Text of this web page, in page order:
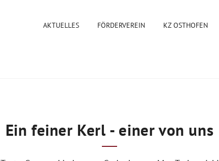
AKTUELLES FÖRDERVEREIN KZ OSTHOFEN
Ein feiner Kerl - einer von uns